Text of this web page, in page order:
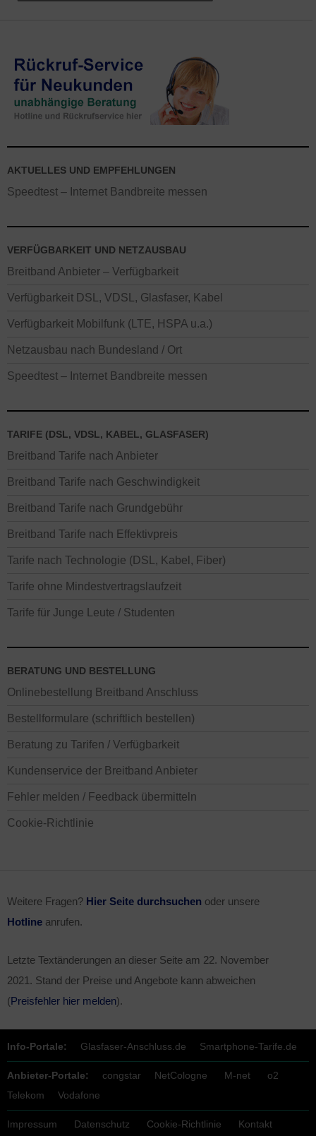
AKTUELLES UND EMPFEHLUNGEN
Speedtest – Internet Bandbreite messen
VERFÜGBARKEIT UND NETZAUSBAU
Breitband Anbieter – Verfügbarkeit
Verfügbarkeit DSL, VDSL, Glasfaser, Kabel
Verfügbarkeit Mobilfunk (LTE, HSPA u.a.)
Netzausbau nach Bundesland / Ort
Speedtest – Internet Bandbreite messen
TARIFE (DSL, VDSL, KABEL, GLASFASER)
Breitband Tarife nach Anbieter
Breitband Tarife nach Geschwindigkeit
Breitband Tarife nach Grundgebühr
Breitband Tarife nach Effektivpreis
Tarife nach Technologie (DSL, Kabel, Fiber)
Tarife ohne Mindestvertragslaufzeit
Tarife für Junge Leute / Studenten
BERATUNG UND BESTELLUNG
Onlinebestellung Breitband Anschluss
Bestellformulare (schriftlich bestellen)
Beratung zu Tarifen / Verfügbarkeit
Kundenservice der Breitband Anbieter
Fehler melden / Feedback übermitteln
Cookie-Richtlinie
Weitere Fragen? Hier Seite durchsuchen oder unsere
Hotline anrufen.
Letzte Textänderungen an dieser Seite am 22. November
2021 . Stand der Preise und Angebote kann abweichen
(Preisfehler hier melden).
Info-Portale: Glasfaser-Anschluss.de Smartphone-Tarife.de
Anbieter-Portale: congstar NetCologne M-net
o2
Telekom
Vodafone
Impressum Datenschutz Cookie-Richtlinie Kontakt